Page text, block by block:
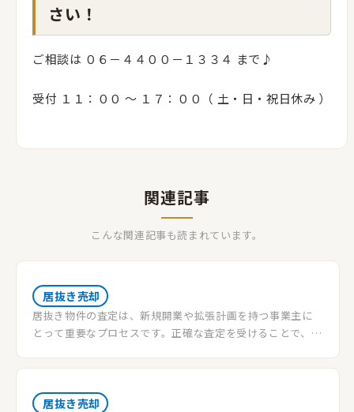
さい！
ご相談は ０６－４４００－１３３４ まで♪
受付 １１：００ 〜 １７：００（ 土・日・祝日休み ）
関連記事
こんな関連記事も読まれています。
居抜き売却
居抜き物件の査定は、新規開業や拡張計画を持つ事業主に
とって重要なプロセスです。正確な査定を受けることで、自
きます。本記事では、居抜き物件の査定をお願いするための
成功への道を切り拓きましょう。
居抜き売却